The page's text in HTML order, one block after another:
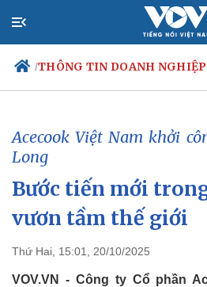
/THÔNG TIN DOANH NGHIỆP
Chính trị
Đảng
Tổ chức nhân sự
Nhận diện sự thật
Xã
Acecook Việt Nam khởi
Long
Bước tiến mới
vươn tầm thế giới
Thứ Hai, 15:01, 20/10/2025
VOV.VN - Công ty Cổ phần